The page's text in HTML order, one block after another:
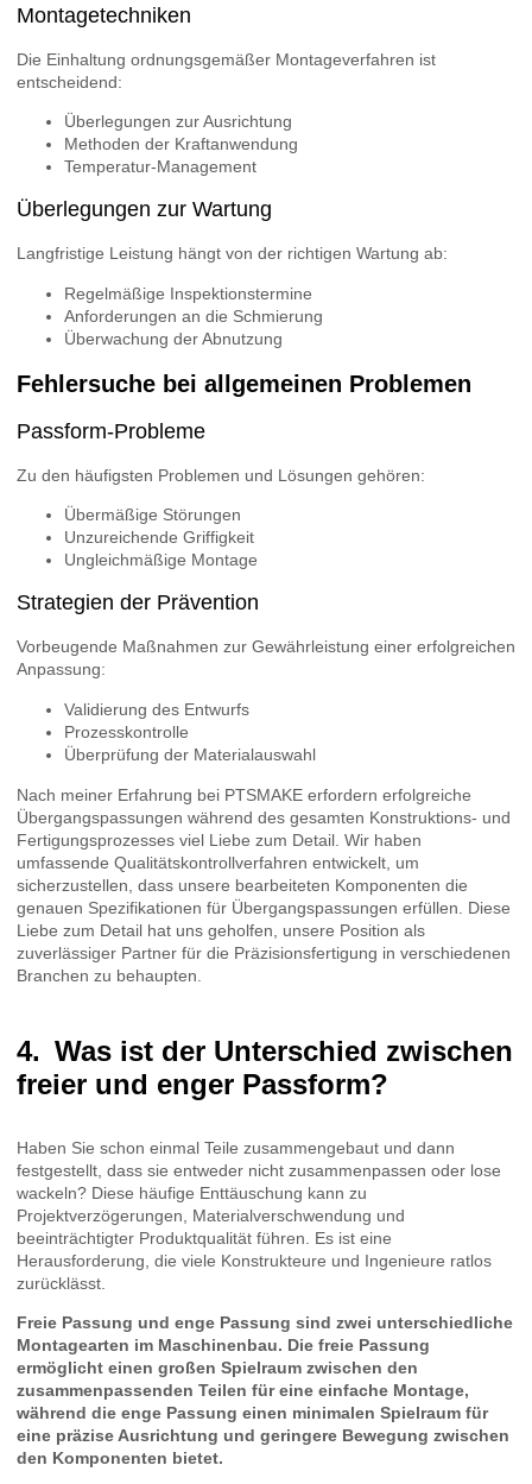
Montagetechniken
Die Einhaltung ordnungsgemäßer Montageverfahren ist
entscheidend:
Überlegungen zur Ausrichtung
Methoden der Kraftanwendung
Temperatur-Management
Überlegungen zur Wartung
Langfristige Leistung hängt von der richtigen Wartung ab:
Regelmäßige Inspektionstermine
Anforderungen an die Schmierung
Überwachung der Abnutzung
Fehlersuche bei allgemeinen Problemen
Passform-Probleme
Zu den häufigsten Problemen und Lösungen gehören:
Übermäßige Störungen
Unzureichende Griffigkeit
Ungleichmäßige Montage
Strategien der Prävention
Vorbeugende Maßnahmen zur Gewährleistung einer erfolgreichen
Anpassung:
Validierung des Entwurfs
Prozesskontrolle
Überprüfung der Materialauswahl
Nach meiner Erfahrung bei PTSMAKE erfordern erfolgreiche
Übergangspassungen während des gesamten Konstruktions- und
Fertigungsprozesses viel Liebe zum Detail. Wir haben
umfassende Qualitätskontrollverfahren entwickelt, um
sicherzustellen, dass unsere bearbeiteten Komponenten die
genauen Spezifikationen für Übergangspassungen erfüllen. Diese
Liebe zum Detail hat uns geholfen, unsere Position als
zuverlässiger Partner für die Präzisionsfertigung in verschiedenen
Branchen zu behaupten.
Was ist der Unterschied zwischen
freier und enger Passform?
Haben Sie schon einmal Teile zusammengebaut und dann
festgestellt, dass sie entweder nicht zusammenpassen oder lose
wackeln? Diese häufige Enttäuschung kann zu
Projektverzögerungen, Materialverschwendung und
beeinträchtigter Produktqualität führen. Es ist eine
Herausforderung, die viele Konstrukteure und Ingenieure ratlos
zurücklässt.
Freie Passung und enge Passung sind zwei unterschiedliche
Montagearten im Maschinenbau. Die freie Passung
ermöglicht einen großen Spielraum zwischen den
zusammenpassenden Teilen für eine einfache Montage,
während die enge Passung einen minimalen Spielraum für
eine präzise Ausrichtung und geringere Bewegung zwischen
den Komponenten bietet.